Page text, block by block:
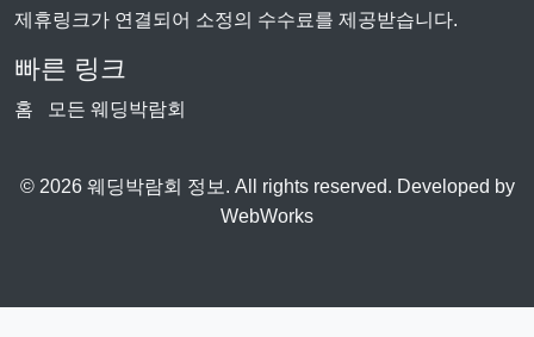
제휴링크가 연결되어 소정의 수수료를 제공받습니다.
빠른 링크
홈 모든 웨딩박람회
© 2026 웨딩박람회 정보. All rights reserved. Developed by
WebWorks